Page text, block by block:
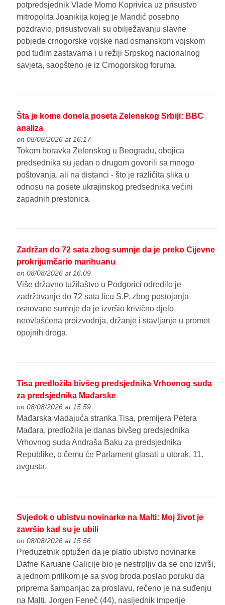
potpredsjednik Vlade Momo Koprivica uz prisustvo
mitropolita Joanikija kojeg je Mandić posebno
pozdravio, prisustvovali su obilježavanju slavne
pobjede crnogorske vojske nad osmanskom vojskom
pod tuđim zastavama i u režiji Srpskog nacionalnog
savjeta, saopšteno je iz Crnogorskog foruma.
Šta je kome donela poseta Zelenskog Srbiji: BBC
analiza
on 08/08/2026 at 16:17
Tokom boravka Zelenskog u Beogradu, obojica
predsednika su jedan o drugom govorili sa mnogo
poštovanja, ali na distanci - što je različita slika u
odnosu na posete ukrajinskog predsednika većini
zapadnih prestonica.
Zadržan do 72 sata zbog sumnje da je preko Cijevne
prokrijumčario marihuanu
on 08/08/2026 at 16:09
Više državno tužilaštvo u Podgorici odredilo je
zadržavanje do 72 sata licu S.P. zbog postojanja
osnovane sumnje da je izvršio krivično djelo
neovlašćena proizvodnja, držanje i stavljanje u promet
opojnih droga.
Tisa predložila bivšeg predsjednika Vrhovnog suda
za predsjednika Mađarske
on 08/08/2026 at 15:59
Mađarska vladajuća stranka Tisa, premijera Petera
Mađara, predložila je danas bivšeg predsjednika
Vrhovnog suda Andraša Baku za predsjednika
Republike, o čemu će Parlament glasati u utorak, 11.
avgusta.
Svjedok o ubistvu novinarke na Malti: Moj život je
završio kad su je ubili
on 08/08/2026 at 15:56
Preduzetnik optužen da je platio ubistvo novinarke
Dafne Karuane Galicije bio je nestrpljiv da se ono izvrši,
a jednom prilikom je sa svog broda poslao poruku da
priprema šampanjac za proslavu, rečeno je na suđenju
na Malti. Jorgen Feneč (44), nasljednik imperije